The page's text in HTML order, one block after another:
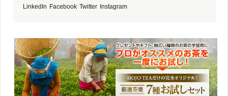
LinkedIn Facebook Twitter Instagram